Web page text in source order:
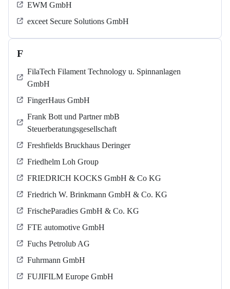
EWM GmbH
exceet Secure Solutions GmbH
F
FilaTech Filament Technology u. Spinnanlagen
GmbH
FingerHaus GmbH
Frank Bott und Partner mbB
Steuerberatungsgesellschaft
Freshfields Bruckhaus Deringer
Friedhelm Loh Group
FRIEDRICH KOCKS GmbH & Co KG
Friedrich W. Brinkmann GmbH & Co. KG
FrischeParadies GmbH & Co. KG
FTE automotive GmbH
Fuchs Petrolub AG
Fuhrmann GmbH
FUJIFILM Europe GmbH